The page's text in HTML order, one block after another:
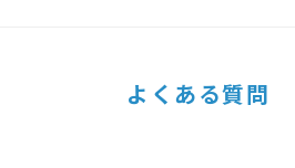
よくある質問